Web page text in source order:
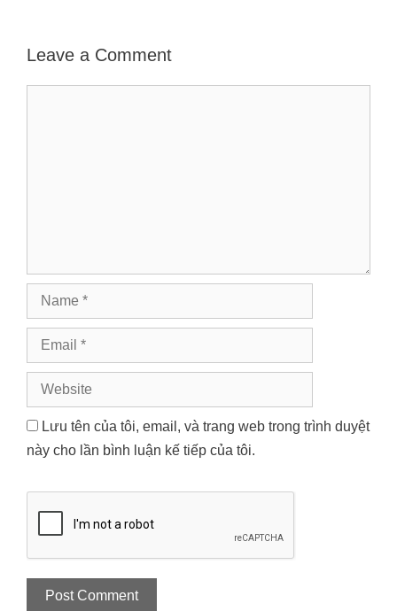
Leave a Comment
Name
Email
Website
Lưu tên của tôi, email, và trang web trong trình duyệt
này cho lần bình luận kế tiếp của tôi.